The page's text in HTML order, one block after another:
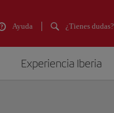
Ayuda ¿Tienes dudas?
Experiencia Iberia